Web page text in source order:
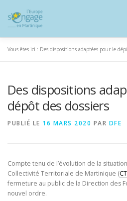
contenu
PROGRAMMES J’AI UN
RESSOURCES DOCUMENTAIRES
Vous êtes ici : Des dispositions adaptées pour le
Des dispositions
dépôt des dossiers
PUBLIÉ LE 16 MARS 2020 PAR DFE
Compte tenu de l’évolution de la
Collectivité Territoriale de Martinique (
fermeture au public de la Direction des
nouvel ordre.